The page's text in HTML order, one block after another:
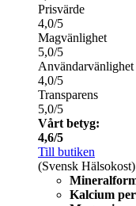
Prisvärde
4,0/5
Magvänlighet
5,0/5
Användarvänlighet
4,0/5
Transparens
5,0/5
Vårt betyg:
4,6/5
Till butiken
(Svensk Hälsokost)
Kalcium